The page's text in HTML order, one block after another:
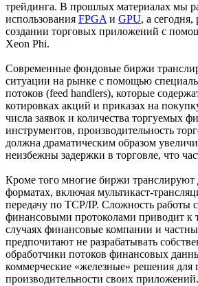
трейдинга. В прошлых материалах мы
использования FPGA и GPU, а сегодня,
создании торговых приложений с
Xeon Phi.
Современные фондовые биржи
ситуации на рынке с помощью
потоков (feed handlers), которые
котировках акций и приказах на
числа заявок и количества торгуемых
инструментов, производительность
должна драматическим образом
неизбежны задержки в торговле, что
Кроме того многие биржи
форматах, включая мультикаст-
передачу по TCP/IP. Сложность работы
финансовыми протоколами приводит к
случаях финансовые компании и
предпочитают не разрабатывать
обработчики потоков финансовых
коммерческие «железные» решения
производительности своих приложений.